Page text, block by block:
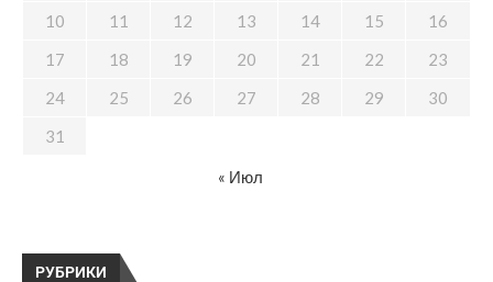
РУБРИКИ
10
11 12 13 14 15
16
17
18 19 20 21 22
23
24
25 26 27 28 29
30
31
« Июл